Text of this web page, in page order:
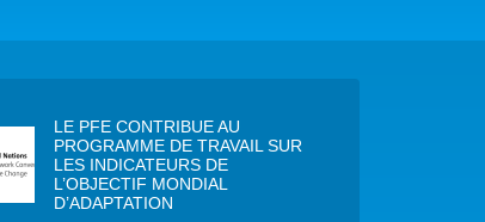
COP28 CLIMAT – DUBAÏ 2023
CONFÉRENCE ONU SUR L’EAU – NEW YORK 2023
LE PFE CONTRIBUE AU
PROGRAMME DE TRAVAIL SUR
LES INDICATEURS DE
L’OBJECTIF MONDIAL
D’ADAPTATION